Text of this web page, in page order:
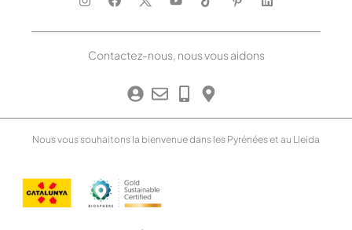
Contactez-nous, nous vous aidons
Nous vous souhaitons la bienvenue dans les Pyrénées et au Lleida